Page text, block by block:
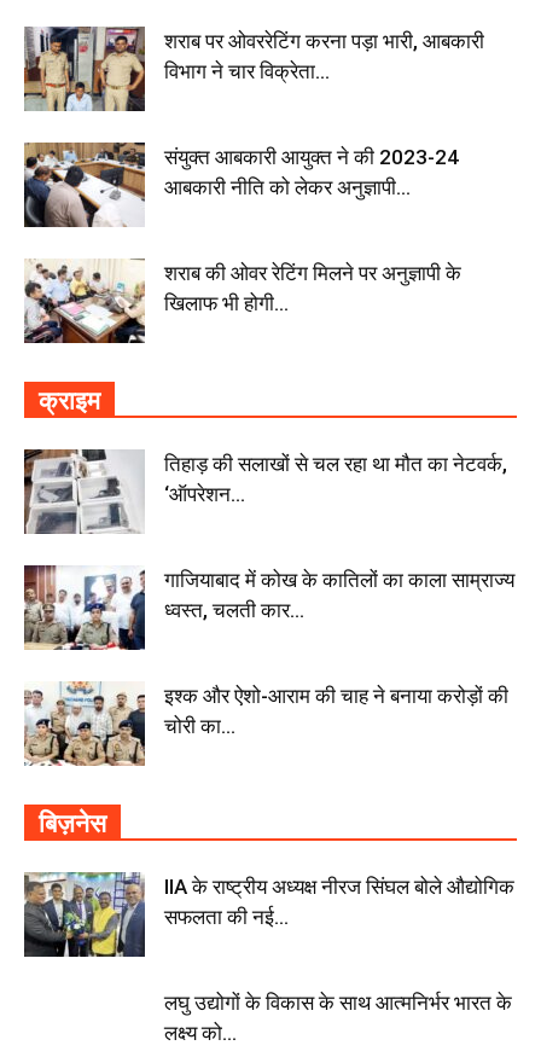
शराब पर ओवररेटिंग करना पड़ा भारी, आबकारी
विभाग ने चार विक्रेता...
संयुक्त आबकारी आयुक्त ने की 2023-24
आबकारी नीति को लेकर अनुज्ञापी...
शराब की ओवर रेटिंग मिलने पर अनुज्ञापी के
खिलाफ भी होगी...
क्राइम
तिहाड़ की सलाखों से चल रहा था मौत का नेटवर्क,
‘ऑपरेशन...
गाजियाबाद में कोख के कातिलों का काला साम्राज्य
ध्वस्त, चलती कार...
इश्क और ऐशो-आराम की चाह ने बनाया करोड़ों की
चोरी का...
बिज़नेस
IIA के राष्ट्रीय अध्यक्ष नीरज सिंघल बोले औद्योगिक
सफलता की नई...
लघु उद्योगों के विकास के साथ आत्मनिर्भर भारत के
लक्ष्य को...